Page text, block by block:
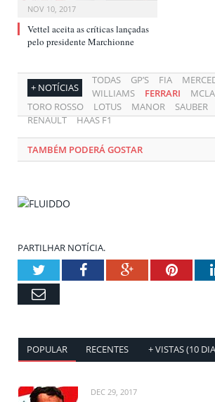
NOV 10, 2017
Vettel aceita as críticas lançadas
pelo presidente Marchionne
+ NOTÍCIAS
TODAS GP’S FIA
WILLIAMS
FERRARI
TORO ROSSO
LOTUS MANOR SAUBER
RENAULT
HAAS F1
TAMBÉM PODERÁ GOSTAR
PARTILHAR NOTÍCIA.
TwitterFacebookGoogle+
Email
POPULAR RECENTES + VISTAS (10
DEC 29, 2017